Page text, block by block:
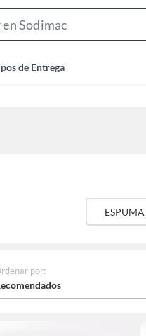
de Entrega
ESPUMA
por: